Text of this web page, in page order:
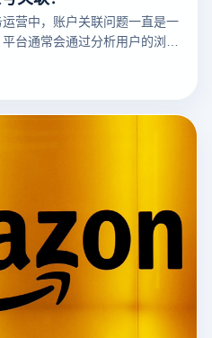
营中，账户关联问题一直是一
台通常会通过分析用户的浏览
据来检测并关联多个账户，从
了有效避免账户关联，指纹浏
浏览器为每个账户提供一个独